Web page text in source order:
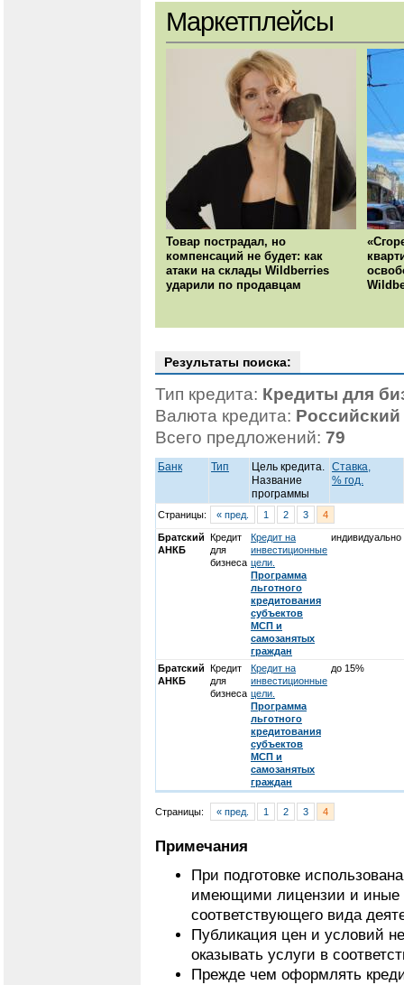
Маркетплейсы
Товар пострадал, но
компенсаций не будет: как
атаки на склады Wildberries
ударили по продавцам
Результаты поиска:
Тип кредита: Кредиты для
Валюта кредита:
Всего предложений: 79
Банк Тип
Цель кредита.
Название
программы
Ставка,
% год.
Страницы: « пред. 1 2 3 4
Братский
АНКБ
Кредит
для
бизнеса
Кредит на
инвестиционные
цели.
Программа
льготного
кредитования
субъектов
МСП и
самозанятых
граждан
индивидуально
Братский
АНКБ
Кредит
для
бизнеса
Кредит на
инвестиционные
цели.
Программа
льготного
кредитования
субъектов
МСП и
самозанятых
граждан
до 15%
Страницы: « пред. 1 2 3 4
Примечания
При подготовке
имеющими лицензии и иные
соответствующего вида
Публикация цен и условий
оказывать услуги в
Прежде чем оформлять